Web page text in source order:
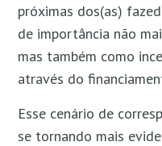
próximas dos(as)
de importância não
mas também como
através do
Esse cenário de
se tornando mais